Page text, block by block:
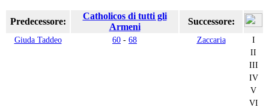
Predecessore:
Catholicos di tutti gli
Armeni
Successore:
Giuda Taddeo 60 - 68 Zaccaria
I
II
III
IV
V
VI